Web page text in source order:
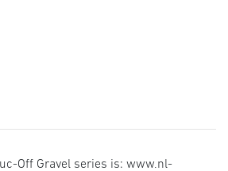
Off Gravel series is: www.nl-